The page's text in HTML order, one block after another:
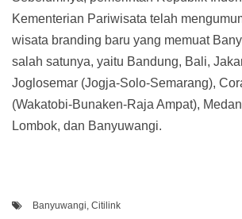
Kementerian Pariwisata telah
wisata branding baru yang memuat
salah satunya, yaitu Bandung, Bali,
Joglosemar (Jogja-Solo-Semarang),
(Wakatobi-Bunaken-Raja Ampat),
Lombok, dan Banyuwangi.
Banyuwangi Citilink